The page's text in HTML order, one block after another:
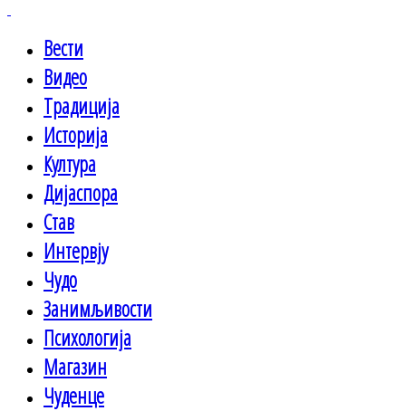
Вести
Видео
Традиција
Историја
Култура
Дијаспора
Став
Интервју
Чудо
Занимљивости
Психологија
Магазин
Чуденце